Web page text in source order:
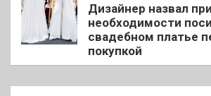
Дизайнер назвал
необходимости
свадебном платье
покупкой